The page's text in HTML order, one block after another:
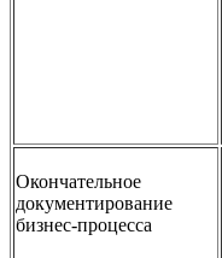
Окончательное
документирование
бизнес-процесса